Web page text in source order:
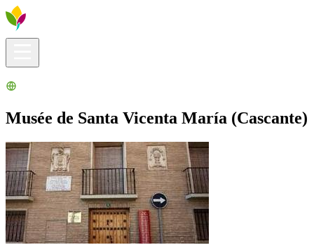
Musée de Santa Vicenta María (Cascante)